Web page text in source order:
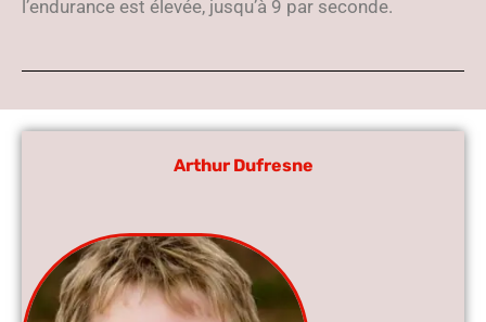
l’endurance est élevée, jusqu’à 9 par seconde.
Arthur Dufresne